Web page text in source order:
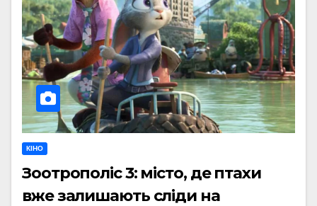
КІНО
Зоотрополіс 3: місто, де птахи
вже залишають сліди на